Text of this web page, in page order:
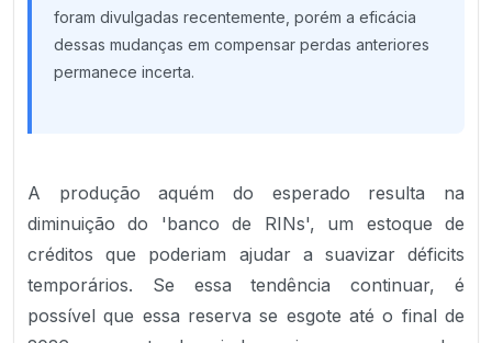
foram divulgadas recentemente, porém a eficácia
dessas mudanças em compensar perdas anteriores
permanece incerta.
A produção aquém do esperado resulta na
diminuição do 'banco de RINs', um estoque de
créditos que poderiam ajudar a suavizar déficits
temporários. Se essa tendência continuar, é
possível que essa reserva se esgote até o final de